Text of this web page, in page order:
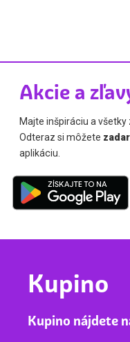
Akcie a
Majte inšpiráciu a všetky
Odteraz si môžete
aplikáciu.
Kupino
Kupino nájdete